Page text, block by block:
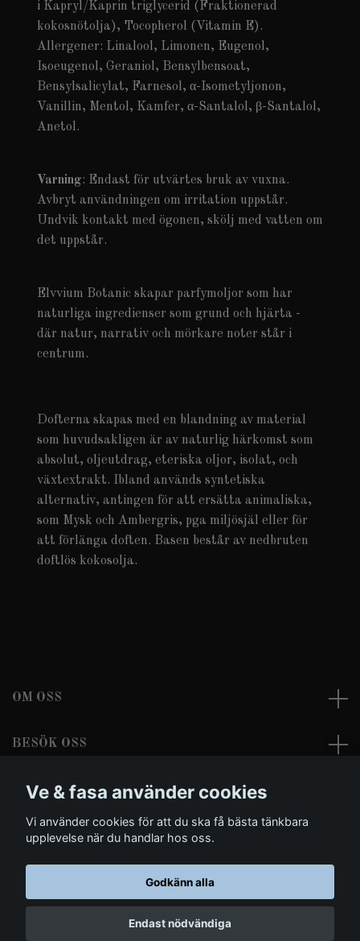
i Kapryl/Kaprin triglycerid (Fraktionerad
kokosnötolja), Tocopherol (Vitamin E).
Allergener: Linalool, Limonen, Eugenol,
Isoeugenol, Geraniol, Bensylbensoat,
Bensylsalicylat, Farnesol, α-Isometyljonon,
Vanillin, Mentol, Kamfer, α-Santalol, β-Santalol,
Anetol.
Varning: Endast för utvärtes bruk av vuxna.
Avbryt användningen om irritation uppstår.
Undvik kontakt med ögonen, skölj med vatten om
det uppstår.
Elvvium Botanic skapar parfymoljor som har
naturliga ingredienser som grund och hjärta -
där natur, narrativ och mörkare noter står i
centrum.
Dofterna skapas med en blandning av material
som huvudsakligen är av naturlig härkomst som
absolut, oljeutdrag, eteriska oljor, isolat, och
växtextrakt. Ibland används syntetiska
alternativ, antingen för att ersätta animaliska,
som Mysk och Ambergris, pga miljösjäl eller för
att förlänga doften. Basen består av nedbruten
doftlös kokosolja.
OM OSS
BESÖK OSS
LÄS MER
Sociala medier
© 2026 Ve & fasa - Dark Clothing and Morbid Arts
Ve & fasa använder cookies
Vi använder cookies för att du ska få bästa tänkbara
upplevelse när du handlar hos oss.
Godkänn alla
Endast nödvändiga